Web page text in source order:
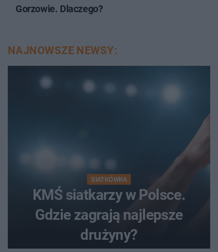
Gorzowie. Dlaczego?
NAJNOWSZE NEWSY:
SIATKÓWKA
KMŚ siatkarzy w Polsce.
Gdzie zagrają najlepsze
drużyny?